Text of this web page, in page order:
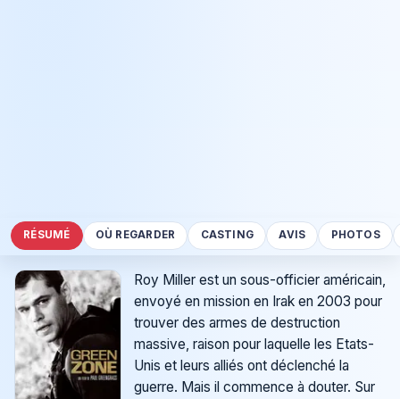
RÉSUMÉ OÙ REGARDER CASTING AVIS PHOTOS
Roy Miller est un sous-officier américain,
envoyé en mission en Irak en 2003 pour
trouver des armes de destruction
massive, raison pour laquelle les Etats-
Unis et leurs alliés ont déclenché la
guerre. Mais il commence à douter. Sur